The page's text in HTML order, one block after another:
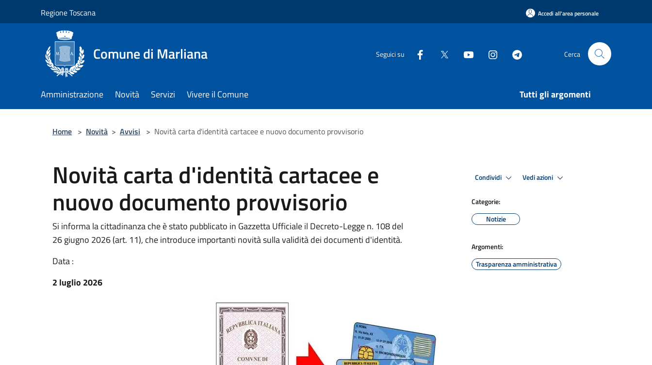
Regione Toscana Accedi all'area personale
Comune di Marliana Seguici su Cerca
Amministrazione Novità Servizi Vivere il Comune Tutti gli argomenti
Home > Novità > Avvisi > Novità carta d'identità cartacee e nuovo documento provvisorio
Novità carta d'identità cartacee e
nuovo documento provvisorio
Si informa la cittadinanza che è stato pubblicato in Gazzetta Ufficiale il Decreto-Legge n. 108 del
26 giugno 2026 (art. 11), che introduce importanti novità sulla validità dei documenti d'identità.
Data :
2 luglio 2026
Condividi Vedi azioni
Categorie:
Notizie
Argomenti:
Trasparenza amministrativa